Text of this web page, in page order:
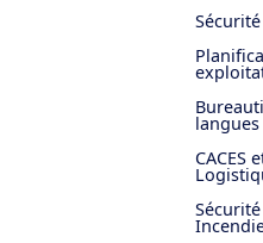
langues
CACES